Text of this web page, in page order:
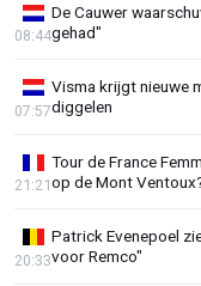
De Cauwer
gehad"
08:44
Visma krijgt nieuwe
diggelen
07:57
Tour de France
op de Mont
21:21
Patrick Evenepoel
voor Remco"
20:33